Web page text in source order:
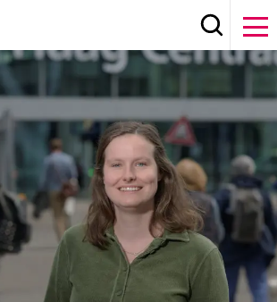
Zoeken